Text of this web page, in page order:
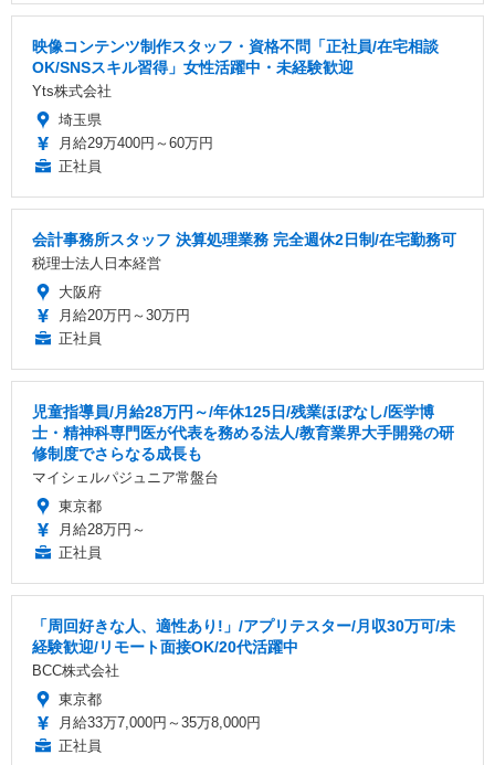
映像コンテンツ制作スタッフ・資格不問「正社員/在宅相談
OK/SNSスキル習得」女性活躍中・未経験歓迎
Yts株式会社
埼玉県
月給29万400円～60万円
正社員
会計事務所スタッフ 決算処理業務 完全週休2日制/在宅勤務可
税理士法人日本経営
大阪府
月給20万円～30万円
正社員
児童指導員/月給28万円～/年休125日/残業ほぼなし/医学博
士・精神科専門医が代表を務める法人/教育業界大手開発の研
修制度でさらなる成長も
マイシェルパジュニア常盤台
東京都
月給28万円～
正社員
「周回好きな人、適性あり!」/アプリテスター/月収30万可/未
経験歓迎/リモート面接OK/20代活躍中
BCC株式会社
東京都
月給33万7,000円～35万8,000円
正社員